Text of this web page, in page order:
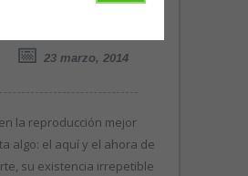
23 marzo, 2014
la reproducción mejor
algo: el aquí y el ahora de
su existencia irrepetible